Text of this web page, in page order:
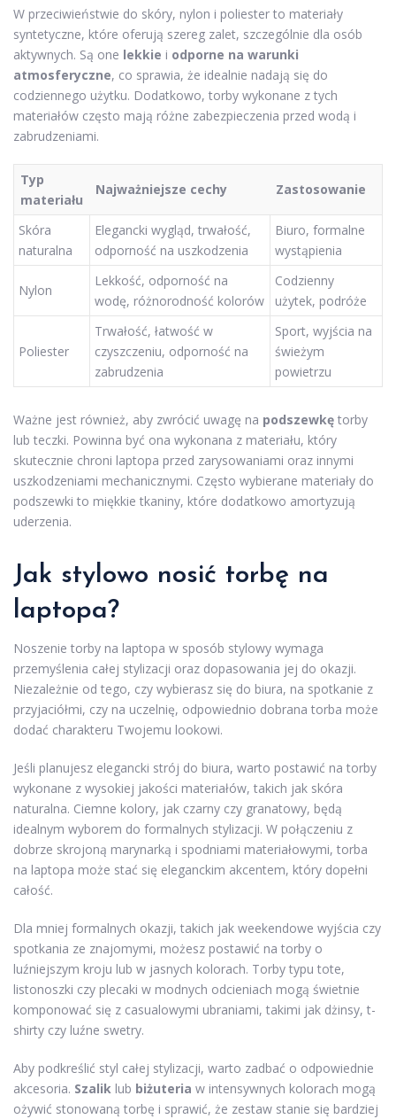
W przeciwieństwie do skóry, nylon i poliester to materiały
syntetyczne, które oferują szereg zalet, szczególnie dla osób
aktywnych. Są one lekkie i odporne na warunki
atmosferyczne, co sprawia, że idealnie nadają się do
codziennego użytku. Dodatkowo, torby wykonane z tych
materiałów często mają różne zabezpieczenia przed wodą i
zabrudzeniami.
Typ
materiału
Najważniejsze cechy Zastosowanie
Skóra
naturalna
Elegancki wygląd, trwałość,
odporność na uszkodzenia
Biuro, formalne
wystąpienia
Nylon
Lekkość, odporność na
wodę, różnorodność kolorów
Codzienny
użytek, podróże
Poliester
Trwałość, łatwość w
czyszczeniu, odporność na
zabrudzenia
Sport, wyjścia na
świeżym
powietrzu
Ważne jest również, aby zwrócić uwagę na podszewkę torby
lub teczki. Powinna być ona wykonana z materiału, który
skutecznie chroni laptopa przed zarysowaniami oraz innymi
uszkodzeniami mechanicznymi. Często wybierane materiały do
podszewki to miękkie tkaniny, które dodatkowo amortyzują
uderzenia.
Jak stylowo nosić torbę na
laptopa?
Noszenie torby na laptopa w sposób stylowy wymaga
przemyślenia całej stylizacji oraz dopasowania jej do okazji.
Niezależnie od tego, czy wybierasz się do biura, na spotkanie z
przyjaciółmi, czy na uczelnię, odpowiednio dobrana torba może
dodać charakteru Twojemu lookowi.
Jeśli planujesz elegancki strój do biura, warto postawić na torby
wykonane z wysokiej jakości materiałów, takich jak skóra
naturalna. Ciemne kolory, jak czarny czy granatowy, będą
idealnym wyborem do formalnych stylizacji. W połączeniu z
dobrze skrojoną marynarką i spodniami materiałowymi, torba
na laptopa może stać się eleganckim akcentem, który dopełni
całość.
Dla mniej formalnych okazji, takich jak weekendowe wyjścia czy
spotkania ze znajomymi, możesz postawić na torby o
luźniejszym kroju lub w jasnych kolorach. Torby typu tote,
listonoszki czy plecaki w modnych odcieniach mogą świetnie
komponować się z casualowymi ubraniami, takimi jak dżinsy, t-
shirty czy luźne swetry.
Aby podkreślić styl całej stylizacji, warto zadbać o odpowiednie
akcesoria. Szalik lub biżuteria w intensywnych kolorach mogą
ożywić stonowaną torbę i sprawić, że zestaw stanie się bardziej